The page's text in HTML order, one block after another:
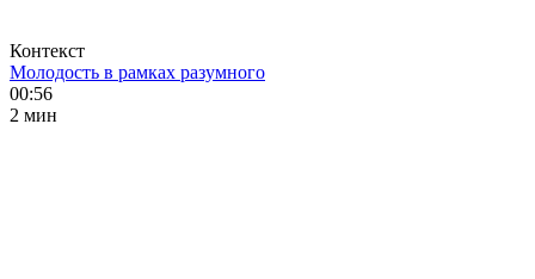
Контекст
Молодость в рамках разумного
00:56
2 мин